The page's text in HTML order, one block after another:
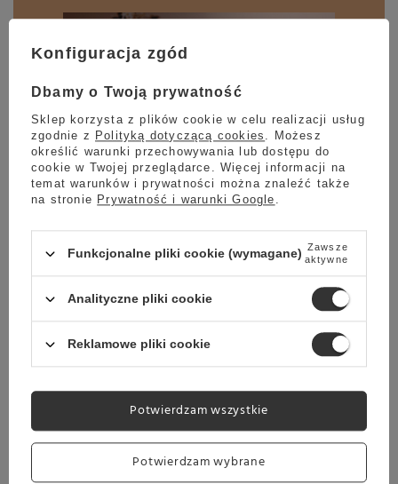
1. Dodaj do koszyka zakupowego wybrany
ekspres do kawy
Konfiguracja zgód
Dbamy o Twoją prywatność
Sklep korzysta z plików cookie w celu realizacji usług
zgodnie z Polityką dotyczącą cookies . Możesz
określić warunki przechowywania lub dostępu do
cookie w Twojej przeglądarce. Więcej informacji na
temat warunków i prywatności można znaleźć także
na stronie Prywatność i warunki Google .
Funkcjonalne pliki cookie (wymagane) Zawsze
aktywne
Analityczne pliki cookie
Reklamowe pliki cookie
Potwierdzam wybrane
Potwierdzam wszystkie